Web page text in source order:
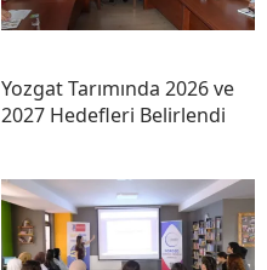
Yozgat Tarımında 2026 ve
2027 Hedefleri Belirlendi